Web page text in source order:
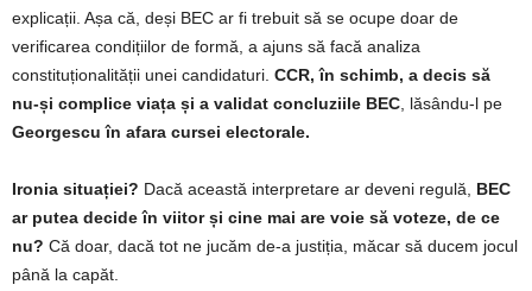
explicații. Așa că, deși BEC ar fi trebuit să se ocupe doar de
verificarea condițiilor de formă, a ajuns să facă analiza
constituționalității unei candidaturi. CCR, în schimb, a decis să
nu-și complice viața și a validat concluziile BEC , lăsându-l pe
Georgescu în afara cursei electorale.
Ironia situației? Dacă această interpretare ar deveni regulă, BEC
ar putea decide în viitor și cine mai are voie să voteze, de ce
nu? Că doar, dacă tot ne jucăm de-a justiția, măcar să ducem jocul
până la capăt.